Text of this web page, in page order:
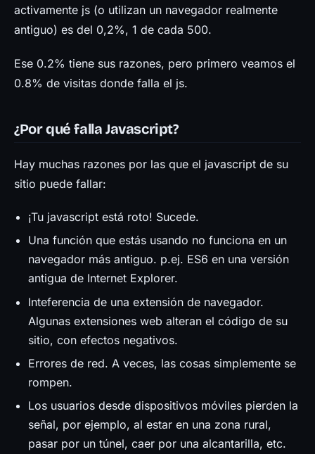
activamente js (o utilizan un navegador realmente
antiguo) es del 0,2%, 1 de cada 500.
Ese 0.2% tiene sus razones, pero primero veamos el
0.8% de visitas donde falla el js.
¿Por qué falla Javascript?
Hay muchas razones por las que el javascript de su
sitio puede fallar:
¡Tu javascript está roto! Sucede.
Una función que estás usando no funciona en un
navegador más antiguo. p.ej. ES6 en una versión
antigua de Internet Explorer.
Inteferencia de una extensión de navegador.
Algunas extensiones web alteran el código de su
sitio, con efectos negativos.
Errores de red. A veces, las cosas simplemente se
rompen.
Los usuarios desde dispositivos móviles pierden la
señal, por ejemplo, al estar en una zona rural,
pasar por un túnel, caer por una alcantarilla, etc.